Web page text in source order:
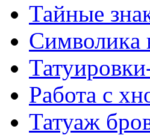
Тайные
Символикa
Работa с
Татуаж